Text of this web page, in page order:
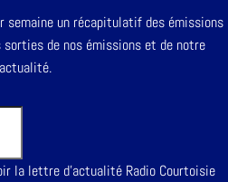
semaine un récapitulatif des émissions
sorties de nos émissions et de notre
actualité.
la lettre d'actualité Radio Courtoisie